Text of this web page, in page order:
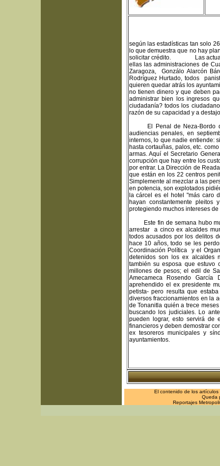
según las estadísticas tan solo
lo que demuestra que no hay
solicitar crédito. Las actuales
ellas las administraciones de
Zaragoza, Gonzálo Alarcón
Rodríguez Hurtado, todos
quieren quedar atrás los
no tienen dinero y que deben
administrar bien los ingresos
ciudadanía? todos los
razón de su capacidad y a
El Penal de Neza-Bordo
audiencias penales, en
internos, lo que nadie entiende:
hasta cortauñas, palos, etc.
armas. Aquí el Secretario
corrupción que hay entre los
por entrar. La Dirección de
que están en los 22 centros
Simplemente al mezclar a las
en potencia, son explotados
la cárcel es el hotel "más caro
hayan constantemente
protegiendo muchos intereses
Este fin de semana hubo
arrestar a cinco ex alcaldes
todos acusados por los delitos
hace 10 años, todo se les
Coordinación Política y el
detenidos son los ex alcaldes
también su esposa que estuvo
millones de pesos; el edil de
Amecameca Rosendo García
aprehendido el ex presidente
petista- pero resulta que
diversos fraccionamientos en la
de Tonanitla quién a trece
buscando los judiciales. Lo
pueden lograr, esto servirá de
financieros y deben demostrar
ex tesoreros municipales y
ayuntamientos.
El contenido de los
Queda
Reportajes